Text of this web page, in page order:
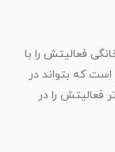
فعالیتش را با
است که بتواند در
فعالیتش را در